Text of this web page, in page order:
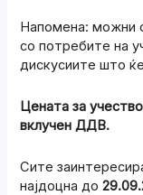
Напомена: можни
со потребите на
дискусиите што
Цената за
вклучен ДДВ.
Сите
најдоцна до